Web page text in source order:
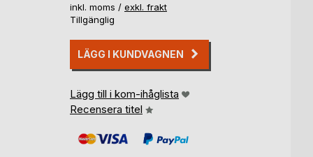
inkl. moms / exkl. frakt
Tillgänglig
LÄGG I KUNDVAGNEN
Lägg till i kom-ihåglista
Recensera titel